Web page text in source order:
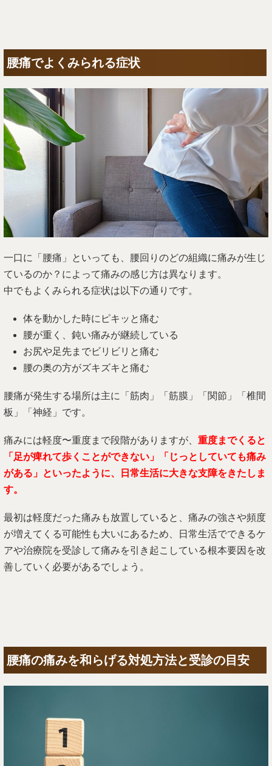
腰痛でよくみられる症状
一口に「腰痛」といっても、腰回りのどの組織に痛みが生じ
ているのか？によって痛みの感じ方は異なります。
中でもよくみられる症状は以下の通りです。
体を動かした時にピキッと痛む
腰が重く、鈍い痛みが継続している
お尻や足先までビリビリと痛む
腰の奥の方がズキズキと痛む
腰痛が発生する場所は主に「筋肉」「筋膜」「関節」「椎間
板」「神経」です。
痛みには軽度〜重度まで段階がありますが、 重度までくると
「足が痺れて歩くことができない」「じっとしていても痛み
がある」といったように、日常生活に大きな支障をきたしま
す。
最初は軽度だった痛みも放置していると、痛みの強さや頻度
が増えてくる可能性も大いにあるため、日常生活でできるケ
アや治療院を受診して痛みを引き起こしている根本要因を改
善していく必要があるでしょう。
腰痛の痛みを和らげる対処方法と受診の目安